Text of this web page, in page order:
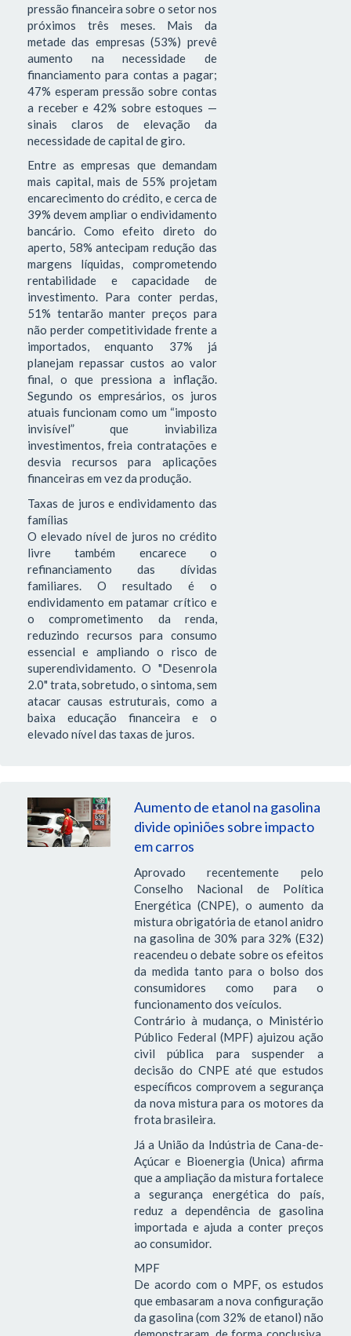
pressão financeira sobre o setor nos
próximos três meses. Mais da
metade das empresas (53%) prevê
aumento na necessidade de
financiamento para contas a pagar;
47% esperam pressão sobre contas
a receber e 42% sobre estoques —
sinais claros de elevação da
necessidade de capital de giro.
Entre as empresas que demandam
mais capital, mais de 55% projetam
encarecimento do crédito, e cerca de
39% devem ampliar o endividamento
bancário. Como efeito direto do
aperto, 58% antecipam redução das
margens líquidas, comprometendo
rentabilidade e capacidade de
investimento. Para conter perdas,
51% tentarão manter preços para
não perder competitividade frente a
importados, enquanto 37% já
planejam repassar custos ao valor
final, o que pressiona a inflação.
Segundo os empresários, os juros
atuais funcionam como um “imposto
invisível” que inviabiliza
investimentos, freia contratações e
desvia recursos para aplicações
financeiras em vez da produção.
Taxas de juros e endividamento das
famílias
O elevado nível de juros no crédito
livre também encarece o
refinanciamento das dívidas
familiares. O resultado é o
endividamento em patamar crítico e
o comprometimento da renda,
reduzindo recursos para consumo
essencial e ampliando o risco de
superendividamento. O "Desenrola
2.0" trata, sobretudo, o sintoma, sem
atacar causas estruturais, como a
baixa educação financeira e o
elevado nível das taxas de juros.
Aumento de etanol na gasolina
divide opiniões sobre impacto
em carros
Aprovado recentemente pelo
Conselho Nacional de Política
Energética (CNPE), o aumento da
mistura obrigatória de etanol anidro
na gasolina de 30% para 32% (E32)
reacendeu o debate sobre os efeitos
da medida tanto para o bolso dos
consumidores como para o
funcionamento dos veículos.
Contrário à mudança, o Ministério
Público Federal (MPF) ajuizou ação
civil pública para suspender a
decisão do CNPE até que estudos
específicos comprovem a segurança
da nova mistura para os motores da
frota brasileira.
Já a União da Indústria de Cana-de-
Açúcar e Bioenergia (Unica) afirma
que a ampliação da mistura fortalece
a segurança energética do país,
reduz a dependência de gasolina
importada e ajuda a conter preços
ao consumidor.
MPF
De acordo com o MPF, os estudos
que embasaram a nova configuração
da gasolina (com 32% de etanol) não